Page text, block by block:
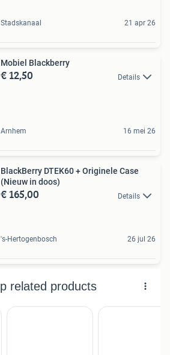
Stadskanaal 21 apr 26
Mobiel Blackberry
€ 12,50 Details
Arnhem 16 mei 26
BlackBerry DTEK60 + Originele Case
(Nieuw in doos)
€ 165,00 Details
's-Hertogenbosch 26 jul 26